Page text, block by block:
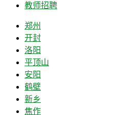
教师招聘
郑州
开封
洛阳
平顶山
安阳
鹤壁
新乡
焦作